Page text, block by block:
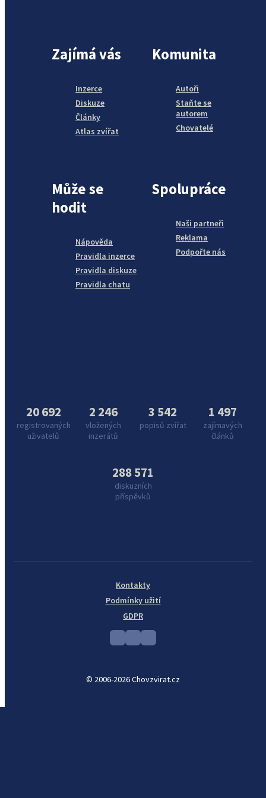
Zajímá vás
Inzerce
Diskuze
Články
Atlas zvířat
Komunita
Autoři
Staňte se
autorem
Chovatelé
Může se
hodit
Nápověda
Pravidla inzerce
Pravidla diskuze
Pravidla chatu
Spolupráce
Naši partneři
Reklama
Podpořte nás
20 692
registrovaných
uživatelů
2 246
vložených
inzerátů
3 542
popisů zvířat
1 497
zajímavých
článků
288 571
diskuzních
příspěvků
© 2006-2026 Chovzvirat.cz
Kontakty
Podmínky užití
GDPR